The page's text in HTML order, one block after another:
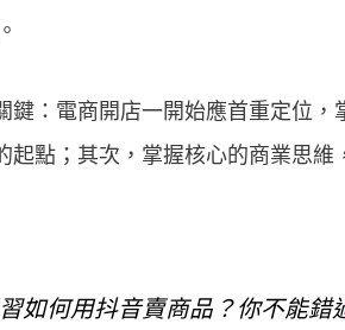
：電商開店一開始應首重定位
點；其次，掌握核心的商業思
如何用抖音賣商品？你不能錯